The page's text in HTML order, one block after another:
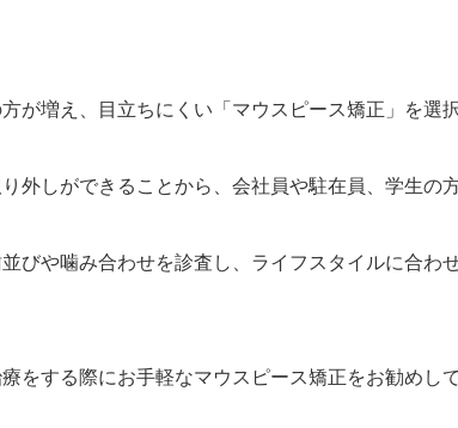
が増え、目立ちにくい「マウスピース矯正」を選
外しができることから、会社員や駐在員、学生の
びや噛み合わせを診査し、ライフスタイルに合わ
をする際にお手軽なマウスピース矯正をお勧めし